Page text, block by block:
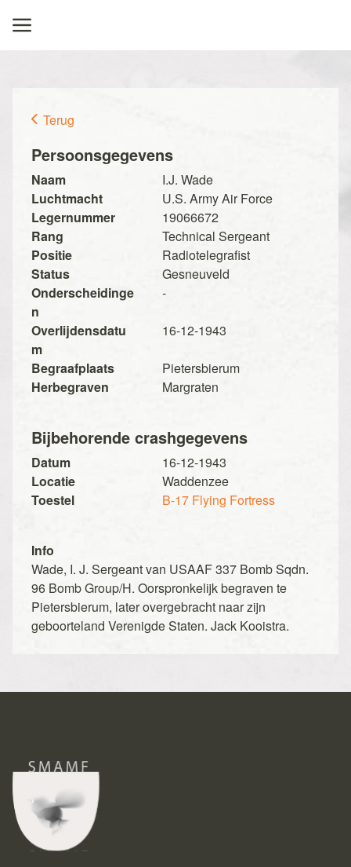
Terug
Persoonsgegevens
Naam
I.J. Wade
Luchtmacht
U.S. Army Air Force
Legernummer
19066672
Rang
Technical Sergeant
Positie
Radiotelegrafist
Status
Gesneuveld
Onderscheidinge
n
-
Overlijdensdatu
m
16-12-1943
Begraafplaats
Pietersbierum
Herbegraven
Margraten
Bijbehorende crashgegevens
Datum
16-12-1943
Locatie
Waddenzee
Toestel
B-17 Flying Fortress
Info
Wade, I. J. Sergeant van USAAF 337 Bomb Sqdn.
96 Bomb Group/H. Oorspronkelijk begraven te
Pietersbierum, later overgebracht naar zijn
geboorteland Verenigde Staten. Jack Kooistra.